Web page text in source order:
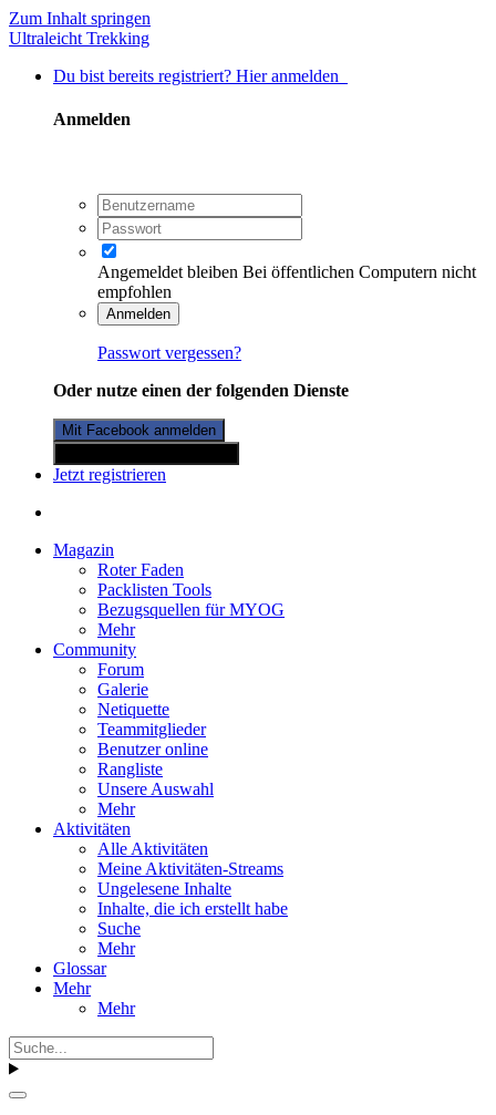
Zum Inhalt springen
Ultraleicht Trekking
Du bist bereits registriert? Hier anmelden
Anmelden
Angemeldet bleiben Bei öffentlichen Computern nicht
empfohlen
Anmelden
Passwort vergessen?
Oder nutze einen der folgenden Dienste
Mit Facebook anmelden
Jetzt registrieren
Magazin
Roter Faden
Packlisten Tools
Bezugsquellen für MYOG
Mehr
Community
Forum
Galerie
Netiquette
Teammitglieder
Benutzer online
Rangliste
Unsere Auswahl
Mehr
Aktivitäten
Alle Aktivitäten
Meine Aktivitäten-Streams
Ungelesene Inhalte
Inhalte, die ich erstellt habe
Suche
Mehr
Glossar
Mehr
Mehr